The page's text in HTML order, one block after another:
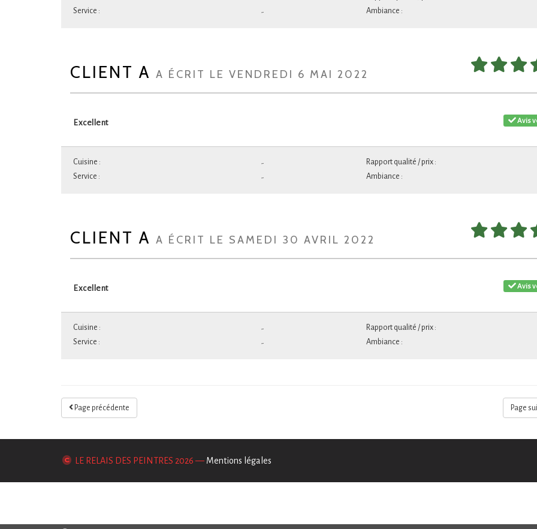
-
Service : Ambiance :
CLIENT A A ÉCRIT LE VENDREDI 6 MAI 2022
Avis
Excellent
-
Cuisine : Rapport qualité / prix :
-
Service : Ambiance :
CLIENT A A ÉCRIT LE SAMEDI 30 AVRIL 2022
Avis
Excellent
-
Cuisine : Rapport qualité / prix :
-
Service : Ambiance :
Page
Page précédente
LE RELAIS DES PEINTRES 2026 — Mentions légales